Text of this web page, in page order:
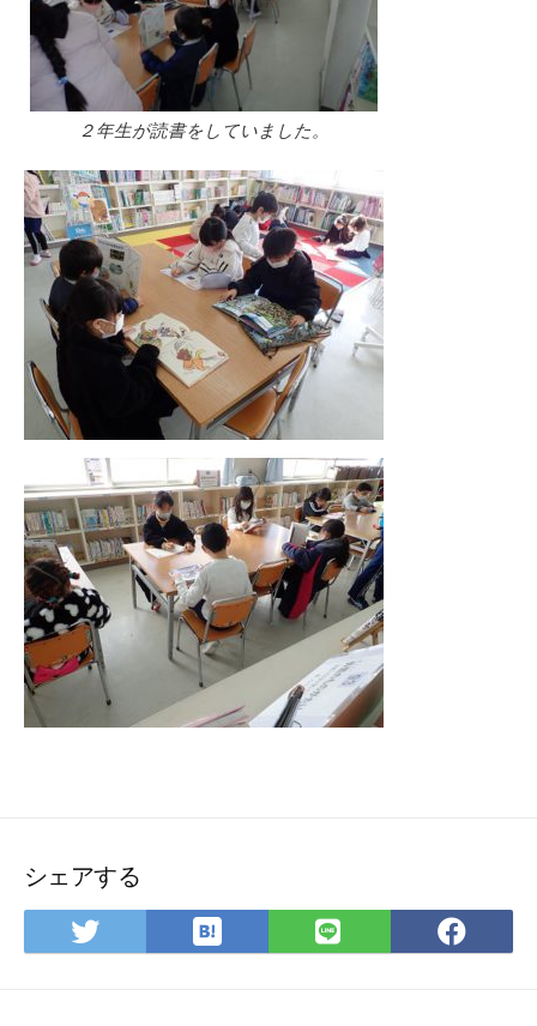
２年生が読書をしていました。
シェアする
Twitter
で
は
て
LINE
で
で